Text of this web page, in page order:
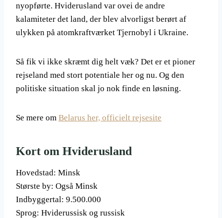
nyopførte. Hviderusland var ovei de andre
kalamiteter det land, der blev alvorligst berørt af
ulykken på atomkraftværket Tjernobyl i Ukraine.
Så fik vi ikke skræmt dig helt væk? Det er et pioner
rejseland med stort potentiale her og nu. Og den
politiske situation skal jo nok finde en løsning.
Se mere om Belarus her, officielt rejsesite
Kort om Hviderusland
Hovedstad: Minsk
Største by: Også Minsk
Indbyggertal: 9.500.000
Sprog: Hviderussisk og russisk